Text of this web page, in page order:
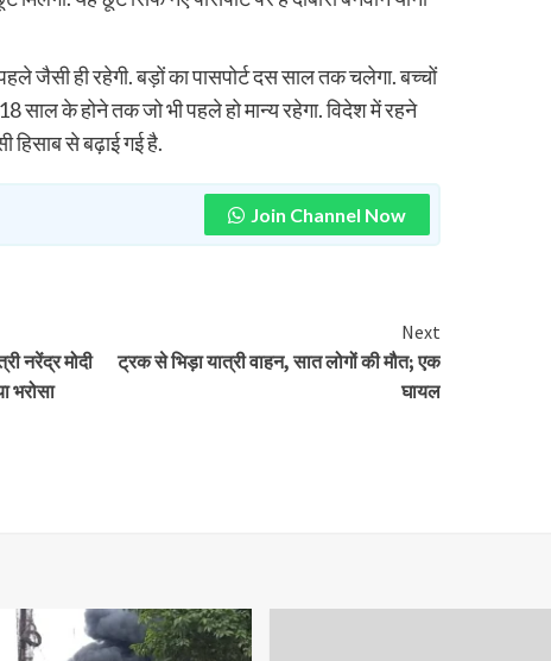
जैसी ही रहेगी. बड़ों का पासपोर्ट दस साल तक चलेगा. बच्चों
साल के होने तक जो भी पहले हो मान्य रहेगा. विदेश में रहने
हिसाब से बढ़ाई गई है.
Join Channel Now
नरेंद्र मोदी
भरोसा
Next
ट्रक से भिड़ा यात्री वाहन, सात लोगों की मौत; एक
घायल